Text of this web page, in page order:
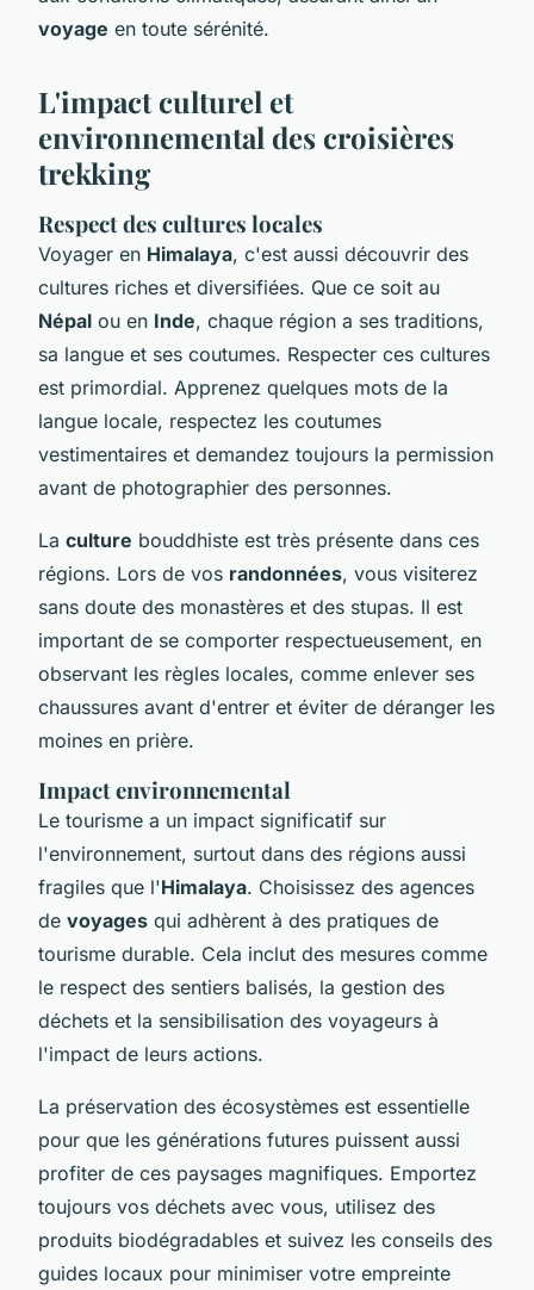
voyage en toute sérénité.
L'impact culturel et
environnemental des croisières
trekking
Respect des cultures locales
Voyager en Himalaya, c'est aussi découvrir des
cultures riches et diversifiées. Que ce soit au
Népal ou en Inde, chaque région a ses traditions,
sa langue et ses coutumes. Respecter ces cultures
est primordial. Apprenez quelques mots de la
langue locale, respectez les coutumes
vestimentaires et demandez toujours la permission
avant de photographier des personnes.
La culture bouddhiste est très présente dans ces
régions. Lors de vos randonnées, vous visiterez
sans doute des monastères et des stupas. Il est
important de se comporter respectueusement, en
observant les règles locales, comme enlever ses
chaussures avant d'entrer et éviter de déranger les
moines en prière.
Impact environnemental
Le tourisme a un impact significatif sur
l'environnement, surtout dans des régions aussi
fragiles que l'Himalaya. Choisissez des agences
de voyages qui adhèrent à des pratiques de
tourisme durable. Cela inclut des mesures comme
le respect des sentiers balisés, la gestion des
déchets et la sensibilisation des voyageurs à
l'impact de leurs actions.
La préservation des écosystèmes est essentielle
pour que les générations futures puissent aussi
profiter de ces paysages magnifiques. Emportez
toujours vos déchets avec vous, utilisez des
produits biodégradables et suivez les conseils des
guides locaux pour minimiser votre empreinte